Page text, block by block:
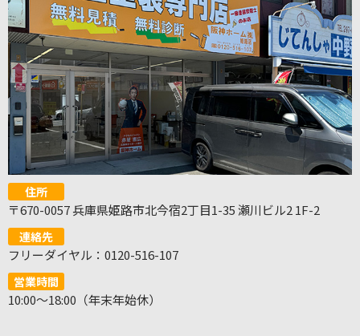
住所
〒670-0057 兵庫県姫路市北今宿2丁目1-35 瀬川ビル2 1F-2
連絡先
フリーダイヤル：0120-516-107
営業時間
10:00～18:00（年末年始休）